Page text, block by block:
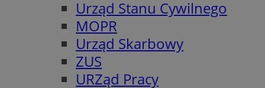
Urząd Stanu Cywilnego
MOPR
Urząd Skarbowy
ZUS
URZąd Pracy